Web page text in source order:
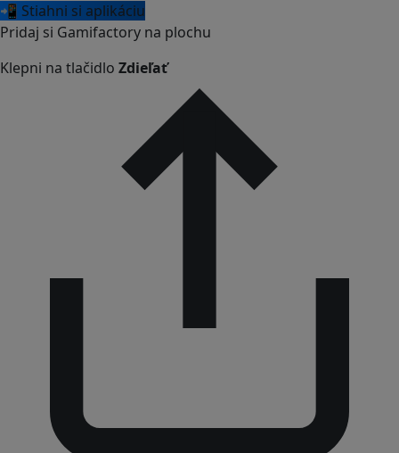
📲 Stiahni si aplikáciu
Pridaj si Gamifactory na plochu
Klepni na tlačidlo Zdieľať